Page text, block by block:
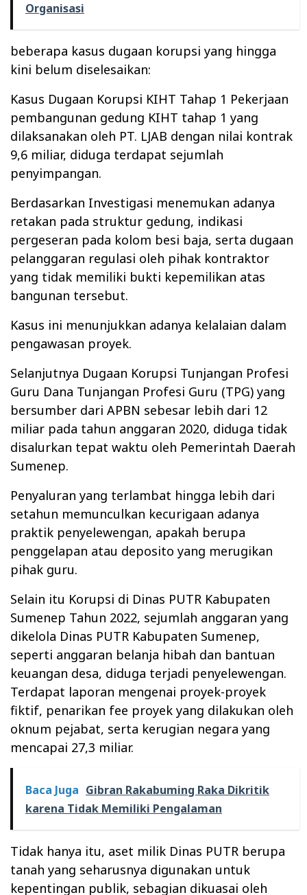
Organisasi
beberapa kasus dugaan korupsi yang hingga
kini belum diselesaikan:
Kasus Dugaan Korupsi KIHT Tahap 1 Pekerjaan
pembangunan gedung KIHT tahap 1 yang
dilaksanakan oleh PT. LJAB dengan nilai kontrak
9,6 miliar, diduga terdapat sejumlah
penyimpangan.
Berdasarkan Investigasi menemukan adanya
retakan pada struktur gedung, indikasi
pergeseran pada kolom besi baja, serta dugaan
pelanggaran regulasi oleh pihak kontraktor
yang tidak memiliki bukti kepemilikan atas
bangunan tersebut.
Kasus ini menunjukkan adanya kelalaian dalam
pengawasan proyek.
Selanjutnya Dugaan Korupsi Tunjangan Profesi
Guru Dana Tunjangan Profesi Guru (TPG) yang
bersumber dari APBN sebesar lebih dari 12
miliar pada tahun anggaran 2020, diduga tidak
disalurkan tepat waktu oleh Pemerintah Daerah
Sumenep.
Penyaluran yang terlambat hingga lebih dari
setahun memunculkan kecurigaan adanya
praktik penyelewengan, apakah berupa
penggelapan atau deposito yang merugikan
pihak guru.
Selain itu Korupsi di Dinas PUTR Kabupaten
Sumenep Tahun 2022, sejumlah anggaran yang
dikelola Dinas PUTR Kabupaten Sumenep,
seperti anggaran belanja hibah dan bantuan
keuangan desa, diduga terjadi penyelewengan.
Terdapat laporan mengenai proyek-proyek
fiktif, penarikan fee proyek yang dilakukan oleh
oknum pejabat, serta kerugian negara yang
mencapai 27,3 miliar.
Baca Juga Gibran Rakabuming Raka Dikritik
karena Tidak Memiliki Pengalaman
Tidak hanya itu, aset milik Dinas PUTR berupa
tanah yang seharusnya digunakan untuk
kepentingan publik, sebagian dikuasai oleh